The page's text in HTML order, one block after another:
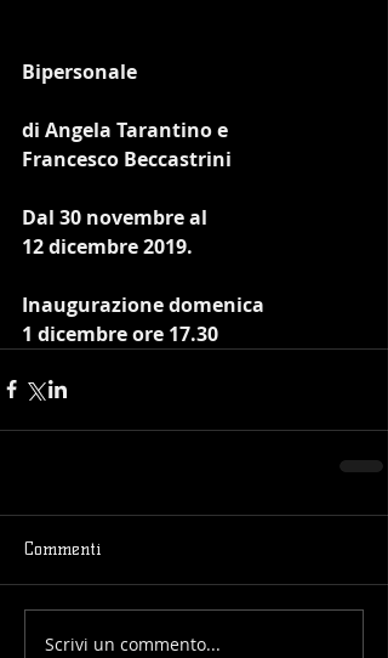
Bipersonale
di Angela Tarantino e
Francesco Beccastrini
Dal 30 novembre al
12 dicembre 2019.
Inaugurazione domenica
1 dicembre ore 17.30
Commenti
Scrivi un commento...